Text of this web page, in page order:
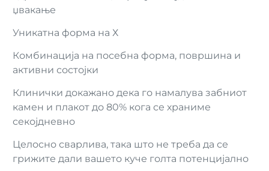
џвакање
Уникатна форма на Х
Комбинација на посебна форма, површина и
активни состојки
Клинички докажано дека го намалува забниот
камен и плакот до 80% кога се храниме
секојдневно
Целосно сварлива, така што не треба да се
грижите дали вашето куче голта потенцијално